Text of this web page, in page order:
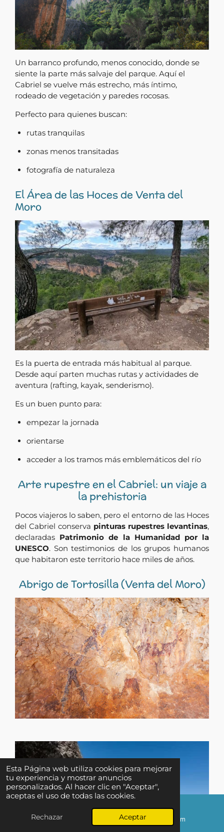
Esta Página web utiliza cookies para mejorar
tu experiencia y mostrar anuncios
personalizados. Al hacer clic en "Aceptar",
aceptas el uso de todas las cookies.
Rechazar Aceptar
Un barranco profundo, menos conocido, donde se
siente la parte más salvaje del parque. Aquí el
Cabriel se vuelve más estrecho, más íntimo,
rodeado de vegetación y paredes rocosas.
Perfecto para quienes buscan:
rutas tranquilas
zonas menos transitadas
fotografía de naturaleza
El Área de las Hoces de Venta del
Moro
Es la puerta de entrada más habitual al parque.
Desde aquí parten muchas rutas y actividades de
aventura (rafting, kayak, senderismo).
Es un buen punto para:
empezar la jornada
orientarse
acceder a los tramos más emblemáticos del río
Arte rupestre en el Cabriel: un viaje a
la prehistoria
Pocos viajeros lo saben, pero el entorno de las Hoces
del Cabriel conserva pinturas rupestres levantinas,
declaradas Patrimonio de la Humanidad por la
UNESCO. Son testimonios de los grupos humanos
que habitaron este territorio hace miles de años.
Abrigo de Tortosilla (Venta del Moro)
Correo electrónico Instagram